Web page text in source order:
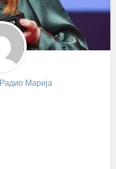
Радио Марија